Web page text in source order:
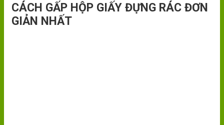
CÁCH GẤP HỘP GIẤY ĐỰNG RÁC ĐƠN
GIẢN NHẤT